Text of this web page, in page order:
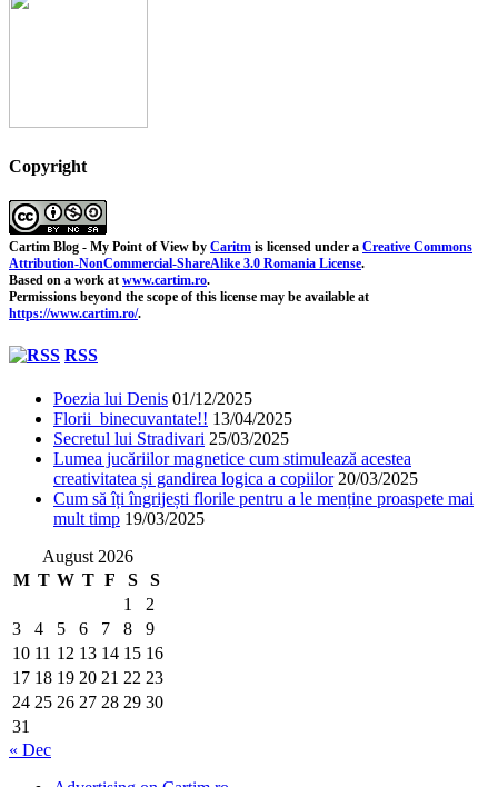
Copyright
Cartim Blog - My Point of View by Caritm is licensed under a Creative Commons
Attribution-NonCommercial-ShareAlike 3.0 Romania License.
Based on a work at www.cartim.ro.
Permissions beyond the scope of this license may be available at
https://www.cartim.ro/.
RSS
Poezia lui Denis 01/12/2025
Florii binecuvantate!! 13/04/2025
Secretul lui Stradivari 25/03/2025
Lumea jucăriilor magnetice cum stimulează acestea
creativitatea și gandirea logica a copiilor 20/03/2025
Cum să îți îngrijești florile pentru a le menține proaspete mai
mult timp 19/03/2025
August 2026
M T W T F S
S
1
2
3
4 5 6 7 8
9
10 11 12 13 14 15 16
17 18 19 20 21 22 23
24 25 26 27 28 29 30
31
« Dec